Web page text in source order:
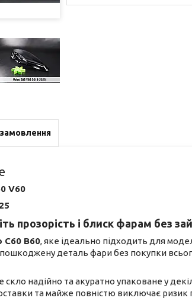
V60
прозорість і блиск фарам без
С60 В60, яке ідеально підходить для
деталь фари без покупки
скло надійно та акуратно упаковане у
та майже повністю виключає